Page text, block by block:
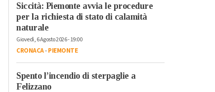
Siccità: Piemonte avvia le procedure
per la richiesta di stato di calamità
naturale
Giovedì, 6 Agosto 2026 - 19:00
CRONACA-PIEMONTE
Spento l’incendio di sterpaglie a
Felizzano